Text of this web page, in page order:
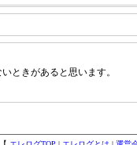
ときがあると思います。